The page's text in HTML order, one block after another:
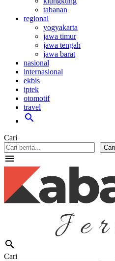
tabanan
regional
yogyakarta
jawa timur
jawa tengah
jawa barat
nasional
internasional
ekbis
iptek
otomotif
travel
search
Cari
Cari
menu
search
Cari